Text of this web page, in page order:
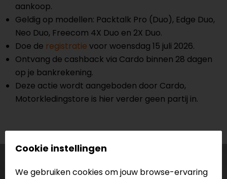
aankoop.
Geldig op modellen: Packtalk Pro (Duo), Edge Duo,
Neo Duo, Freecom 4X Duo en 2X Duo.
Doe de registratie voor woensdag 15 juli 2026.
Ontvang de cashback via Cardo binnen 28 dagen
op je bankrekening.
Deze actie wordt aangeboden door Cardo,
Motorkledingstore is hier verder geen partij in.
Cookie instellingen
We gebruiken cookies om jouw browse-ervaring